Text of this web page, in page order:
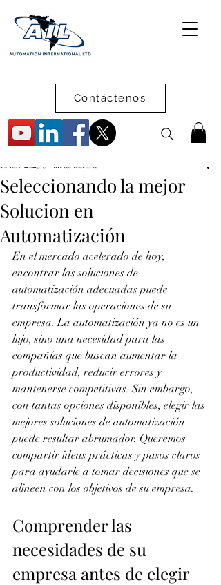
Contáctenos
Seleccionando la mejor
Solucion en
Automatización
10 nov 2025 5 min de lectura
En el mercado acelerado de hoy,
encontrar las soluciones de
automatización adecuadas puede
transformar las operaciones de su
empresa. La automatización ya no es un
lujo, sino una necesidad para las
compañías que buscan aumentar la
productividad, reducir errores y
mantenerse competitivas. Sin embargo,
con tantas opciones disponibles, elegir las
mejores soluciones de automatización
puede resultar abrumador. Queremos
compartir ideas prácticas y pasos claros
para ayudarle a tomar decisiones que se
alineen con los objetivos de su empresa.
Comprender las
necesidades de su
empresa antes de elegir